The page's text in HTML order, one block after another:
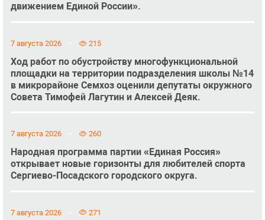
движением Единой России».
7 августа 2026 215
Ход работ по обустройству многофункциональной
площадки на территории подразделения школы №14
в микрорайоне Семхоз оценили депутаты окружного
Совета Тимофей Лагутин и Алексей Деяк.
7 августа 2026 260
Народная программа партии «Единая Россия»
открывает новые горизонты для любителей спорта
Сергиево-Посадского городского округа.
7 августа 2026 271